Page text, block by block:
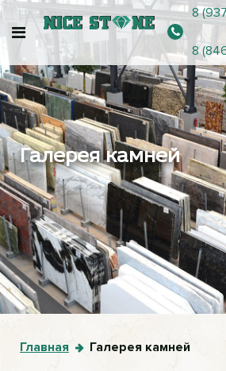
8
8
Галерея камней
Главная Галерея камней